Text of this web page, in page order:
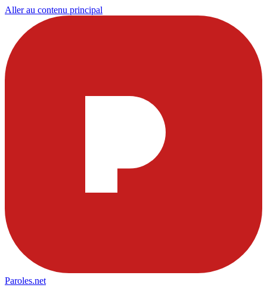
Aller au contenu principal
Paroles.net